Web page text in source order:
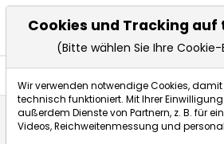
Cookies und Tracking
(Bitte wählen Sie Ihre
Wir verwenden notwendige Cookies,
technisch funktioniert. Mit Ihrer
außerdem Dienste von Partnern, z. B. für
Videos, Reichweitenmessung und